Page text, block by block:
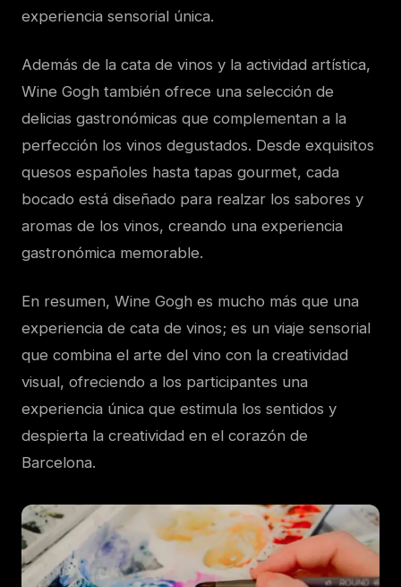
experiencia sensorial única.
Además de la cata de vinos y la actividad artística,
Wine Gogh también ofrece una selección de
delicias gastronómicas que complementan a la
perfección los vinos degustados. Desde exquisitos
quesos españoles hasta tapas gourmet, cada
bocado está diseñado para realzar los sabores y
aromas de los vinos, creando una experiencia
gastronómica memorable.
En resumen, Wine Gogh es mucho más que una
experiencia de cata de vinos; es un viaje sensorial
que combina el arte del vino con la creatividad
visual, ofreciendo a los participantes una
experiencia única que estimula los sentidos y
despierta la creatividad en el corazón de
Barcelona.